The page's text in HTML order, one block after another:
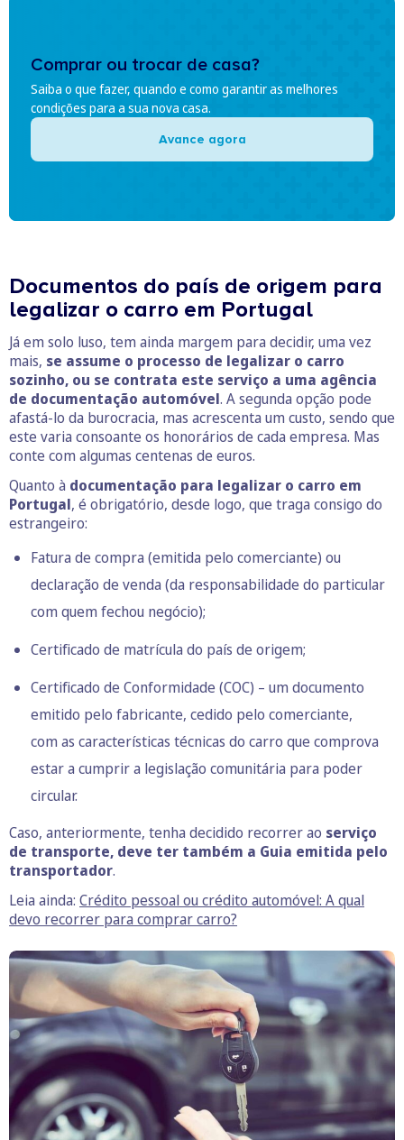
Comprar ou trocar de casa?
Saiba o que fazer, quando e como garantir as melhores
condições para a sua nova casa.
Avance agora
Documentos do país de origem para
legalizar o carro em Portugal
Já em solo luso, tem ainda margem para decidir, uma vez
mais, se assume o processo de legalizar o carro
sozinho, ou se contrata este serviço a uma agência
de documentação automóvel. A segunda opção pode
afastá-lo da burocracia, mas acrescenta um custo, sendo que
este varia consoante os honorários de cada empresa. Mas
conte com algumas centenas de euros.
Quanto à documentação para legalizar o carro em
Portugal, é obrigatório, desde logo, que traga consigo do
estrangeiro:
Fatura de compra (emitida pelo comerciante) ou
declaração de venda (da responsabilidade do particular
com quem fechou negócio);
Certificado de matrícula do país de origem;
Certificado de Conformidade (COC) – um documento
emitido pelo fabricante, cedido pelo comerciante,
com as características técnicas do carro que comprova
estar a cumprir a legislação comunitária para poder
circular.
Caso, anteriormente, tenha decidido recorrer ao serviço
de transporte, deve ter também a Guia emitida pelo
transportador.
Leia ainda: Crédito pessoal ou crédito automóvel: A qual
devo recorrer para comprar carro?